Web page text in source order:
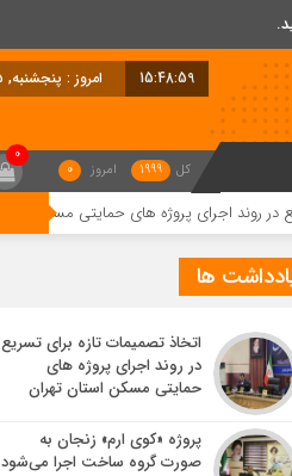
15:49:01 امروز : پنجشنبه, ۱۵ مرداد , ۱۴۰۵
کل 1999 امروز 0
0
های حمایتی مسکن استان تهران
ها
اتخاذ تصمیمات تازه برای تسریع
در روند اجرای پروژه های
حمایتی مسکن استان تهران
پروژه «کوی ارم» زنجان به
صورت گروه ساخت اجرا می‌شود